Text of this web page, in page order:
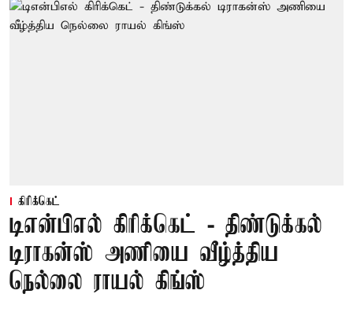
கிரிக்கெட்
டிஎன்பிஎல் கிரிக்கெட் - திண்டுக்கல்
டிராகன்ஸ் அணியை வீழ்த்திய
நெல்லை ராயல் கிங்ஸ்